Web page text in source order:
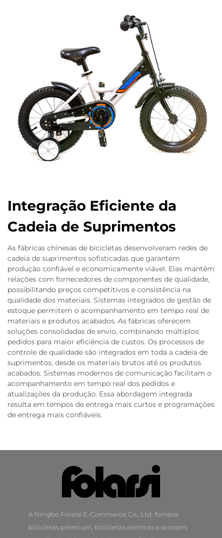
Integração Eficiente da
Cadeia de Suprimentos
As fábricas chinesas de bicicletas desenvolveram redes de
cadeia de suprimentos sofisticadas que garantem
produção confiável e economicamente viável. Elas mantêm
relações com fornecedores de componentes de qualidade,
possibilitando preços competitivos e consistência na
qualidade dos materiais. Sistemas integrados de gestão de
estoque permitem o acompanhamento em tempo real de
materiais e produtos acabados. As fábricas oferecem
soluções consolidadas de envio, combinando múltiplos
pedidos para maior eficiência de custos. Os processos de
controle de qualidade são integrados em toda a cadeia de
suprimentos, desde os materiais brutos até os produtos
acabados. Sistemas modernos de comunicação facilitam o
acompanhamento em tempo real dos pedidos e
atualizações da produção. Essa abordagem integrada
resulta em tempos de entrega mais curtos e programações
de entrega mais confiáveis.
A Ningbo Folarsi E-Commerce Co., Ltd. fornece
bicicletas premium, bicicletas elétricas e scooters